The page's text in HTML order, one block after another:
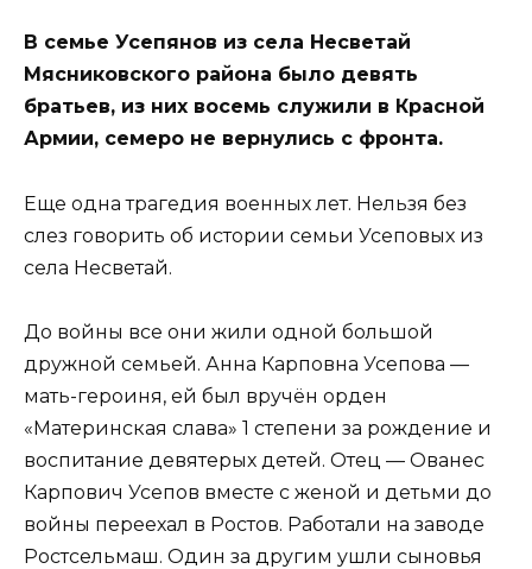
В семье Усепянов из села Несветай
Мясниковского района было девять
братьев, из них восемь служили в Красной
Армии, семеро не вернулись с фронта.
Еще одна трагедия военных лет. Нельзя без
слез говорить об истории семьи Усеповых из
села Несветай.
До войны все они жили одной большой
дружной семьей. Анна Карповна Усепова —
мать-героиня, ей был вручён орден
«Материнская слава» 1 степени за рождение и
воспитание девятерых детей. Отец — Ованес
Карпович Усепов вместе с женой и детьми до
войны переехал в Ростов. Работали на заводе
Ростсельмаш. Один за другим ушли сыновья